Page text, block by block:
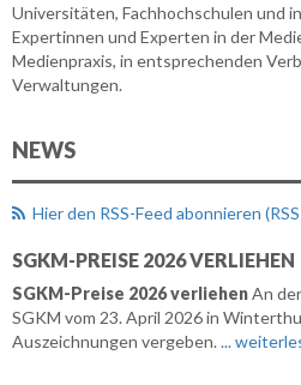
Universitäten, Fachhochschulen und
Expertinnen und Experten in der
Medienpraxis, in entsprechenden
Verwaltungen.
NEWS
Hier den RSS-Feed abonnieren
SGKM-PREISE 2026 VERLIEHEN
SGKM-Preise 2026 verliehenAn
SGKM vom 23. April 2026 in
Auszeichnungen vergeben. ...